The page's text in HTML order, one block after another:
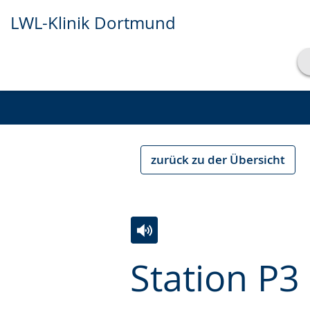
LWL-Klinik Dortmund
zurück zu der Übersicht
Station P3
Leichten
Sprache
Audio-
Unterstützung.
Video
in